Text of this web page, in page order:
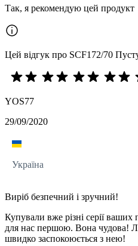
Так, я рекомендую цей продукт
Цей відгук про SCF172/70
YOS77
29/09/2020
Україна
Виріб безпечний і зручний!
Купували вже різні серії
для нас першою. Вона чудова!
швидко заспокоюється з нею!